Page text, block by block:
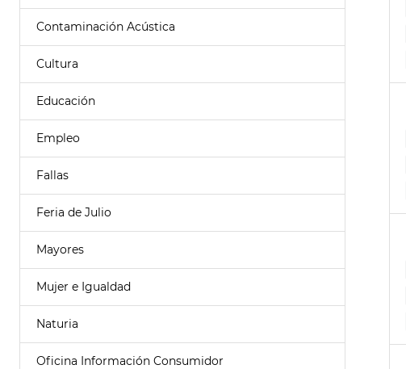
Contaminación Acústica
Cultura
Educación
Empleo
Fallas
Feria de Julio
Mayores
Mujer e Igualdad
Naturia
Oficina Información Consumidor